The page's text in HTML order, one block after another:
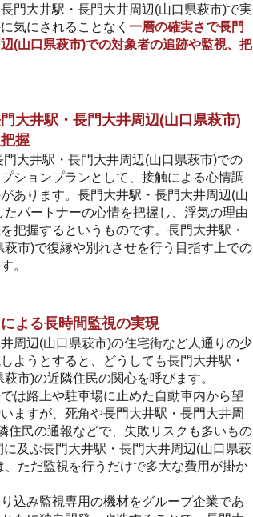
門大井駅・長門大井周辺(山口県萩市)で実
気にされることなく 一層の確実さで長門
(山口県萩市)での対象者の追跡や監視、把
大井駅・長門大井周辺(山口県萩市)
握
門大井駅・長門大井周辺(山口県萩市)での
ションプランとして、接触による心情調
あります。長門大井駅・長門大井周辺(山
たパートナーの心情を把握し、浮気の理由
把握するというものです。長門大井駅・
市)で復縁や別れさせを行う目指す上での
。
よる長時間監視の実現
周辺(山口県萩市)の住宅街など人通りの少
ようとすると、どうしても長門大井駅・
市)の近隣住民の関心を呼びます。
は路上や駐車場に止めた自動車内から望
ますが、死角や長門大井駅・長門大井周
住民の通報などで、失敗リスクも多いもの
及ぶ長門大井駅・長門大井周辺(山口県萩
ただ監視を行うだけで多大な費用が掛か
込み監視専用の機材をグループ企業であ